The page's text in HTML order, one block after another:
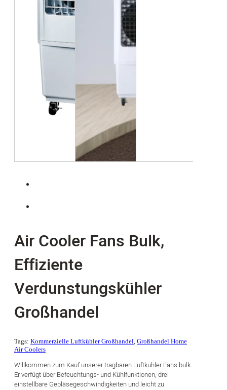
Air Cooler Fans Bulk,
Effiziente
Verdunstungskühler
Großhandel
Tags: Kommerzielle Luftkühler Großhandel, Großhandel Home
Air Coolers
Willkommen zum Kauf unserer tragbaren Luftkühler Fans bulk.
Er verfügt über Befeuchtungs- und Kühlfunktionen, drei
einstellbare Gebläsegeschwindigkeiten und leicht zu